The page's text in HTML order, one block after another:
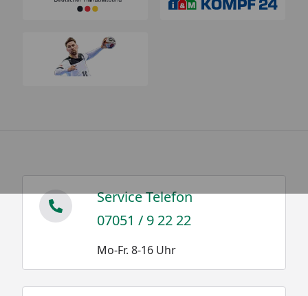
Service Telefon
07051 / 9 22 22
Mo-Fr. 8-16 Uhr